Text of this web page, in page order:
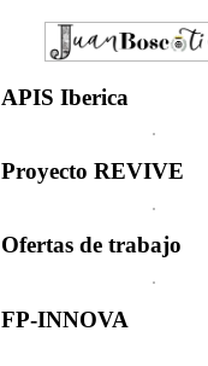
APIS Iberica
Proyecto REVIVE
Ofertas de trabajo
FP-INNOVA